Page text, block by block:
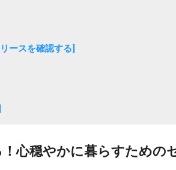
ースを確認する]
心穏やかに暮らすための